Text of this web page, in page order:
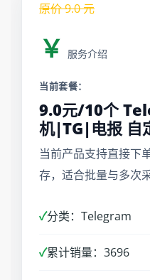
原价9.0元
￥ 服务介绍
当前套餐：
9.0元/10个
机|TG|电报 自
当前产品支持直接下
存，适合批量与多次采
✓分类：Telegram
✓累计销量：3696